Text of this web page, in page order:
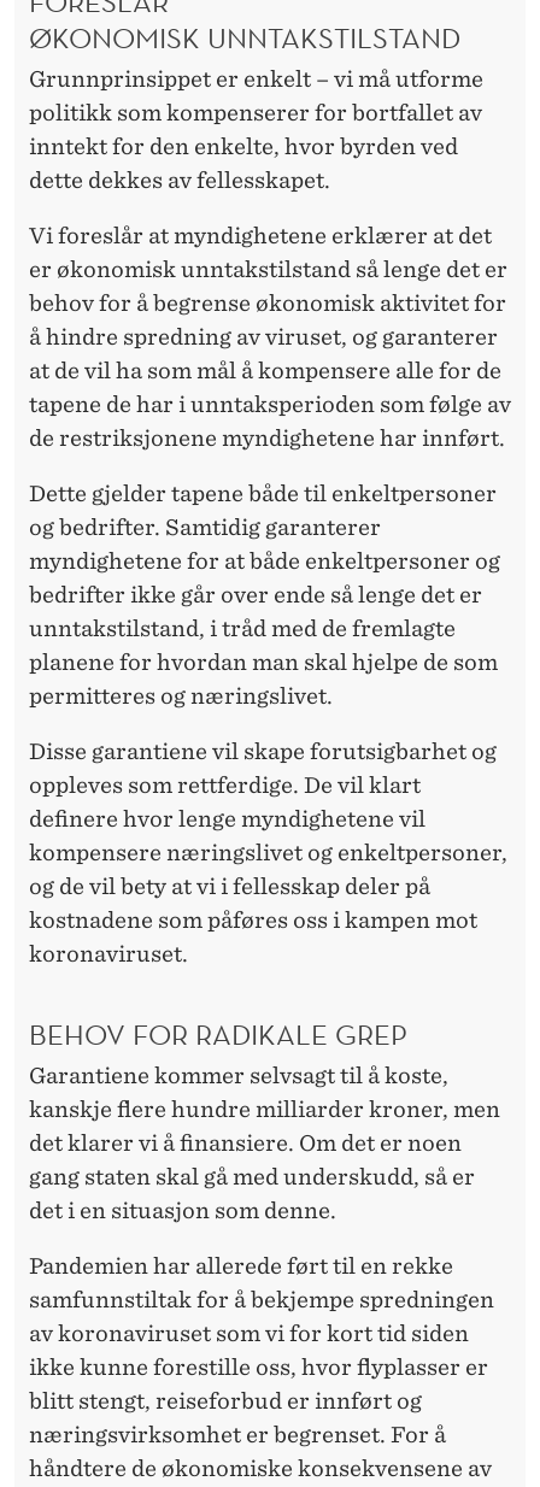
ØKONOMISK UNNTAKSTILSTAND
Grunnprinsippet er enkelt – vi må utforme
politikk som kompenserer for bortfallet av
inntekt for den enkelte, hvor byrden ved
dette dekkes av fellesskapet.
Vi foreslår at myndighetene erklærer at det
er økonomisk unntakstilstand så lenge det er
behov for å begrense økonomisk aktivitet for
å hindre spredning av viruset, og garanterer
at de vil ha som mål å kompensere alle for de
tapene de har i unntaksperioden som følge av
de restriksjonene myndighetene har innført.
Dette gjelder tapene både til enkeltpersoner
og bedrifter. Samtidig garanterer
myndighetene for at både enkeltpersoner og
bedrifter ikke går over ende så lenge det er
unntakstilstand, i tråd med de fremlagte
planene for hvordan man skal hjelpe de som
permitteres og næringslivet.
Disse garantiene vil skape forutsigbarhet og
oppleves som rettferdige. De vil klart
definere hvor lenge myndighetene vil
kompensere næringslivet og enkeltpersoner,
og de vil bety at vi i fellesskap deler på
kostnadene som påføres oss i kampen mot
koronaviruset.
BEHOV FOR RADIKALE GREP
Garantiene kommer selvsagt til å koste,
kanskje flere hundre milliarder kroner, men
det klarer vi å finansiere. Om det er noen
gang staten skal gå med underskudd, så er
det i en situasjon som denne.
Pandemien har allerede ført til en rekke
samfunnstiltak for å bekjempe spredningen
av koronaviruset som vi for kort tid siden
ikke kunne forestille oss, hvor flyplasser er
blitt stengt, reiseforbud er innført og
næringsvirksomhet er begrenset. For å
håndtere de økonomiske konsekvensene av